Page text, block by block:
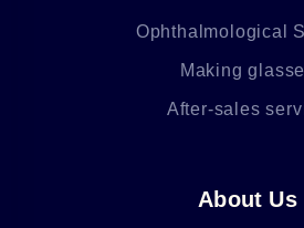
Ophthalmological
Making
After-sales
About Us